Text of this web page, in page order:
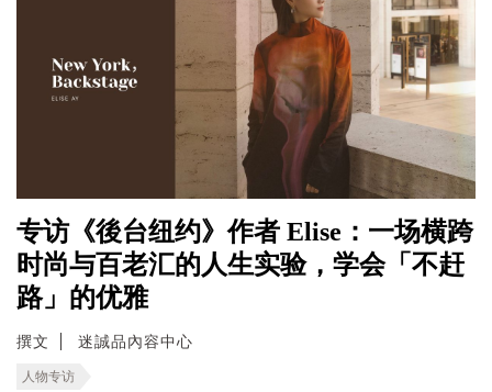
专访《後台纽约》作者 Elise：一场横跨
时尚与百老汇的人生实验，学会「不赶
路」的优雅
撰文 迷誠品內容中心
人物专访